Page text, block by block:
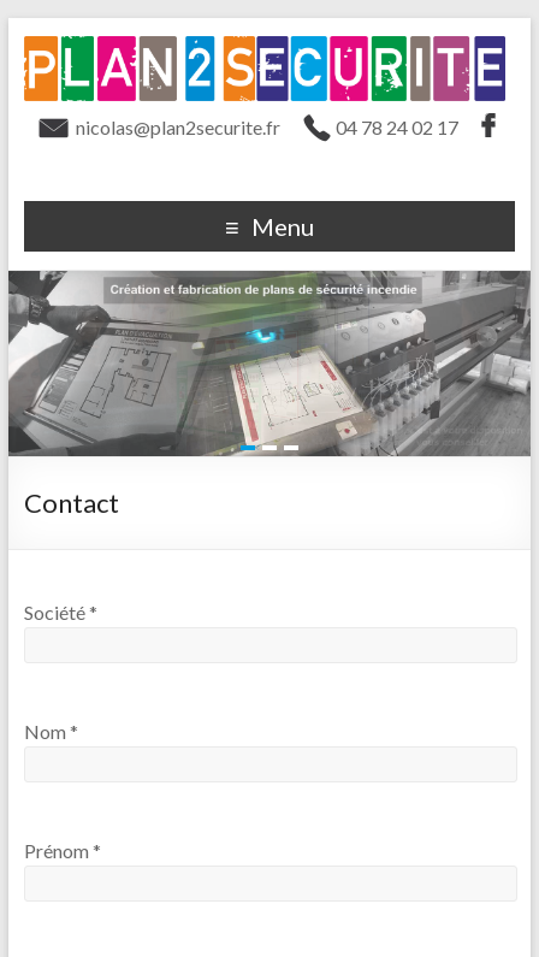
nicolas@plan2securite.fr 04 78 24 02 17
Menu
Contact
Société *
Nom *
Prénom *